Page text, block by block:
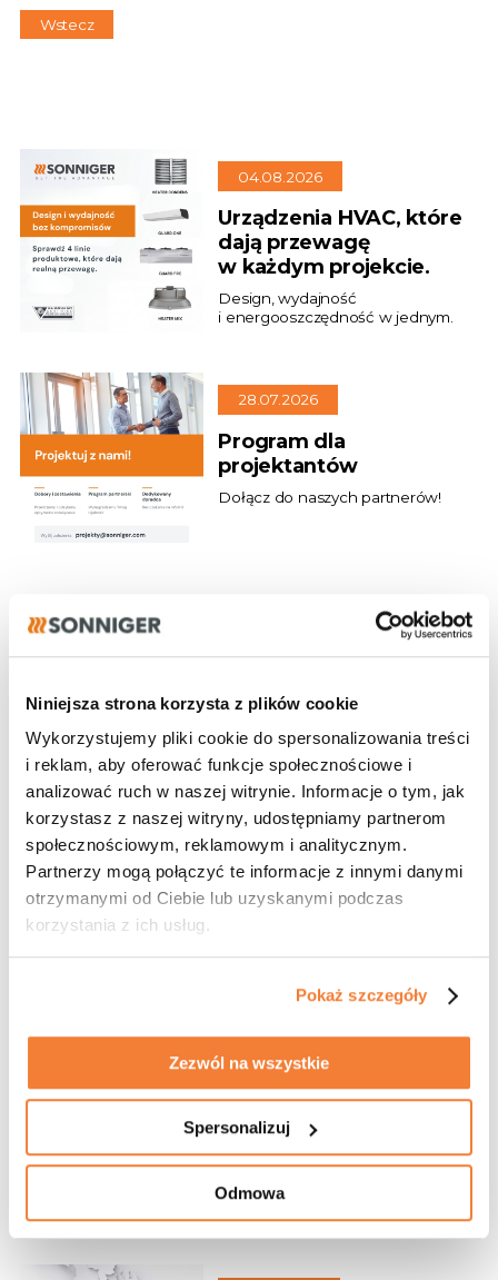
Niniejsza strona korzysta z plików cookie
Wykorzystujemy pliki cookie do spersonalizowania treści
i reklam, aby oferować funkcje społecznościowe i
analizować ruch w naszej witrynie. Informacje o tym, jak
korzystasz z naszej witryny, udostępniamy partnerom
społecznościowym, reklamowym i analitycznym.
Partnerzy mogą połączyć te informacje z innymi danymi
otrzymanymi od Ciebie lub uzyskanymi podczas
korzystania z ich usług.
Pokaż szczegóły
Zezwól na wszystkie
Spersonalizuj
Odmowa
Wstecz
04.08.2026
Urządzenia HVAC, które
dają przewagę
w każdym projekcie.
Design, wydajność
i energooszczędność w jednym.
28.07.2026
Program dla
projektantów
Dołącz do naszych partnerów!
Realizacja
Gdynia wybiera kurtyny GUARD!
21.07.2026
Szybki dobór urządzeń
i gotowa dokumentacja
projekcie
13.07.2026
Dba o Twój portfel i zdrowie